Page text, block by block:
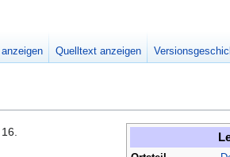
Quelltext anzeigen